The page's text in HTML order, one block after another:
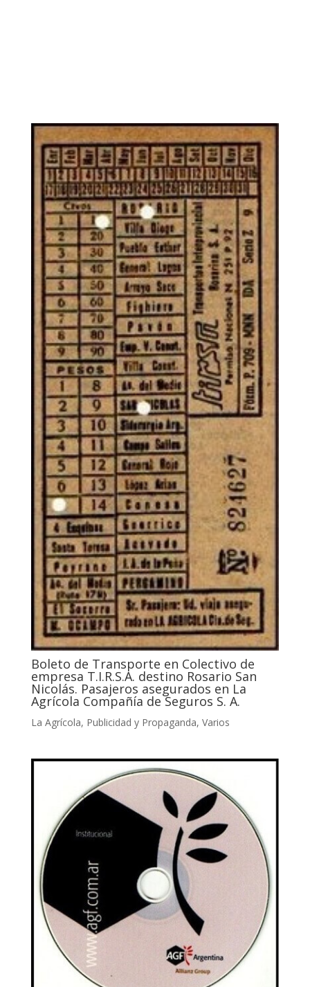
Boleto de Transporte en Colectivo de
empresa T.I.R.S.A. destino Rosario San
Nicolás. Pasajeros asegurados en La
Agrícola Compañía de Seguros S. A.
La Agrícola, Publicidad y Propaganda, Varios